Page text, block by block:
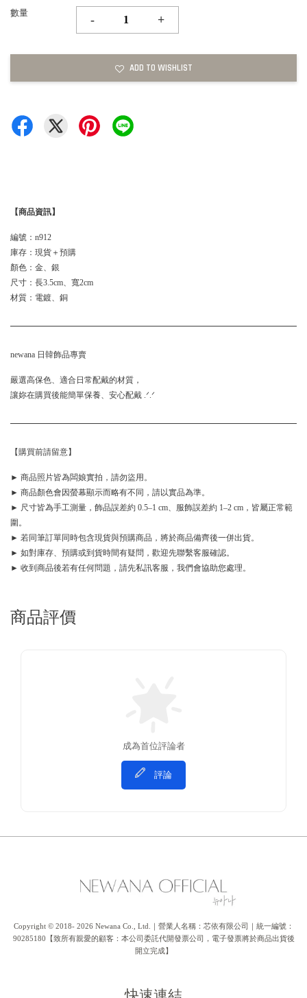
數量
- +
ADD TO WISHLIST
【商品資訊】
編號：n912
庫存：現貨＋預購
顏色：金、銀
尺寸：長3.5cm、寬2cm
材質：電鍍、銅
newana 日韓飾品專賣
嚴選高保色、適合日常配戴的材質，
讓妳在購買後能簡單保養、安心配戴 .ᐟ.ᐟ
【購買前請留意】
► 商品照片皆為闆娘實拍，請勿盜用。
► 商品顏色會因螢幕顯示而略有不同，請以實品為準。
► 尺寸皆為手工測量，飾品誤差約 0.5–1 cm、服飾誤差約 1–2 cm，皆屬正常範
圍。
► 若同筆訂單同時包含現貨與預購商品，將於商品備齊後一併出貨。
► 如對庫存、預購或到貨時間有疑問，歡迎先聯繫客服確認。
► 收到商品後若有任何問題，請先私訊客服，我們會協助您處理。
商品評價
成為首位評論者
評論
Copyright © 2018- 2026 Newana Co., Ltd.｜營業人名稱：芯依有限公司｜統一編號：
90285180【致所有親愛的顧客：本公司委託代開發票公司，電子發票將於商品出貨後
開立完成】